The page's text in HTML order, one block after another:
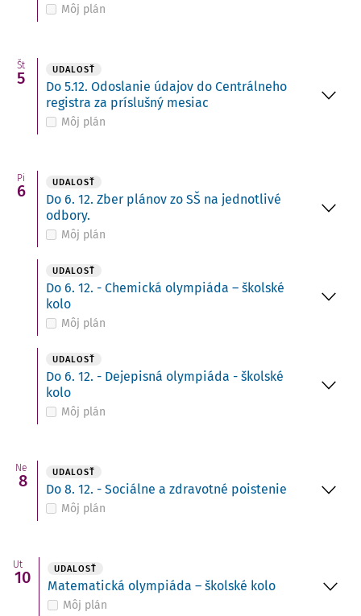
Môj plán
Št
5 UDALOSŤ
Do 5.12. Odoslanie údajov do Centrálneho
registra za príslušný mesiac
Môj plán
Pi
6 UDALOSŤ
Do 6. 12. Zber plánov zo SŠ na jednotlivé
odbory.
Môj plán
UDALOSŤ
Do 6. 12. - Chemická olympiáda – školské
kolo
Môj plán
UDALOSŤ
Do 6. 12. - Dejepisná olympiáda - školské
kolo
Môj plán
Ne
8 UDALOSŤ
Do 8. 12. - Sociálne a zdravotné poistenie
Môj plán
Ut
10 UDALOSŤ
Matematická olympiáda – školské kolo
Môj plán